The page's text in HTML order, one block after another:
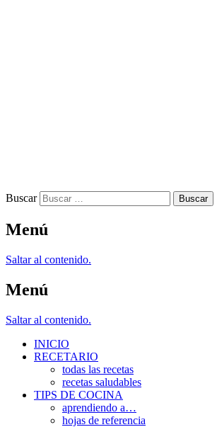
Buscar
Menú
Saltar al contenido.
Menú
Saltar al contenido.
INICIO
RECETARIO
todas las recetas
recetas saludables
TIPS DE COCINA
aprendiendo a…
hojas de referencia